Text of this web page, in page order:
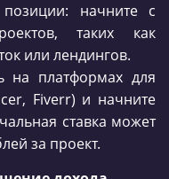
начните с
таких как
или лендингов.
на платформах для
Fiverr) и начните
ставка может
за проект.